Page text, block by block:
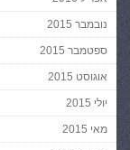
נובמבר 2015
ספטמבר 2015
אוגוסט 2015
יולי 2015
מאי 2015